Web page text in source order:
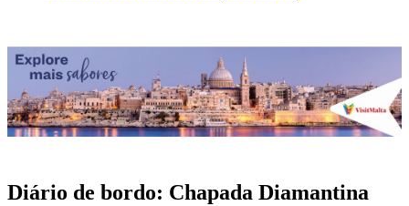
Diário de bordo: Chapada Diamantina